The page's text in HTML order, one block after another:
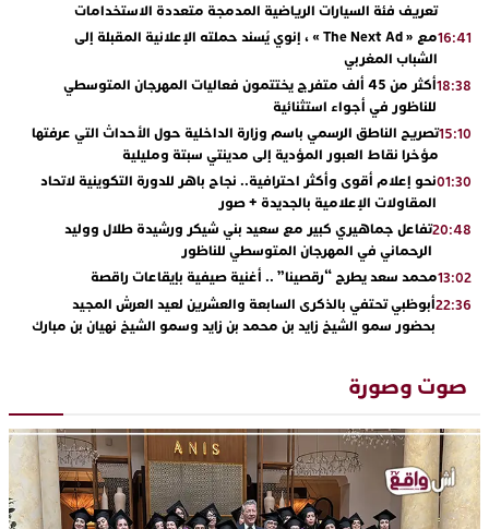
تعريف فئة السيارات الرياضية المدمجة متعددة الاستخدامات
16:41
مع « The Next Ad » ، إنوي يُسند حملته الإعلانية المقبلة إلى
الشباب المغربي
18:38
أكثر من 45 ألف متفرج يختتمون فعاليات المهرجان المتوسطي
للناظور في أجواء استثنائية
15:10تصريح الناطق الرسمي باسم وزارة الداخلية حول الأحداث التي عرفتها
مؤخرا نقاط العبور المؤدية إلى مدينتي سبتة ومليلية
01:30نحو إعلام أقوى وأكثر احترافية.. نجاح باهر للدورة التكوينية لاتحاد
المقاولات الإعلامية بالجديدة + صور
20:48تفاعل جماهيري كبير مع سعيد بني شيكر ورشيدة طلال ووليد
الرحماني في المهرجان المتوسطي للناظور
13:02محمد سعد يطرح “رقصينا” .. أغنية صيفية بإيقاعات راقصة
22:36أبوظبي تحتفي بالذكرى السابعة والعشرين لعيد العرش المجيد
بحضور سمو الشيخ زايد بن محمد بن زايد وسمو الشيخ نهيان بن مبارك
“كوفرة فالغيس”
19:11يقظة أمنية تنهي كابوس الفتاة القاصر: كواليس مثيرة لعملية تحرير
17:27 اتحاد المقاولات الإعلامية يقود قاطرة التكوين بالجديدة ويستضيف
الإعلامي سعيد بلفقير في دورة استثنائية
23:18ترسيخا لثقافة ترشيد الموارد المائية.. اختتام فعاليات النسخة الثانية
من “القرية الذكية للماء” بمركز الاصطياف ببوزنيقة
صوت وصورة